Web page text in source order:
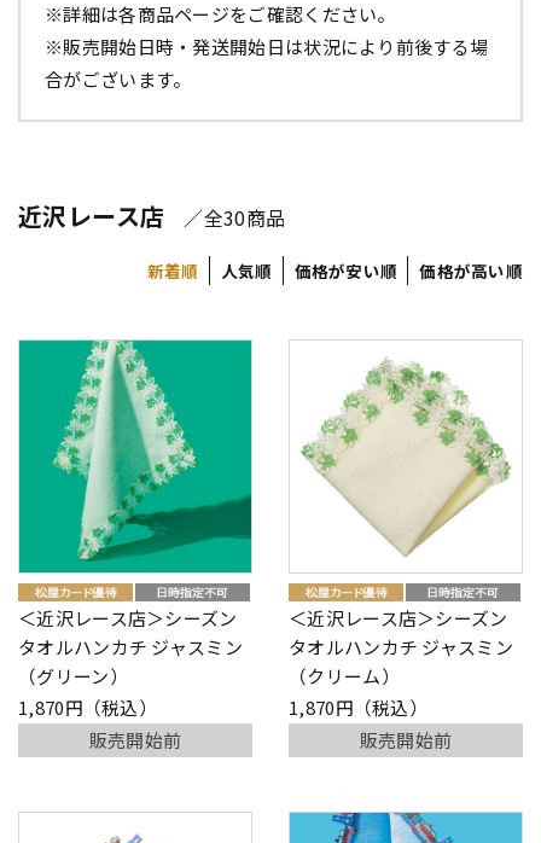
※詳細は各商品ページをご確認ください。
※販売開始日時・発送開始日は状況により前後する場
合がございます。
近沢レース店 ／全30商品
新着順 人気順 価格が安い順 価格が高い順
＜近沢レース店＞シーズン
タオルハンカチ ジャスミン
（グリーン）
1,870円（税込）
販売開始前
＜近沢レース店＞シーズン
タオルハンカチ ジャスミン
（クリーム）
1,870円（税込）
販売開始前